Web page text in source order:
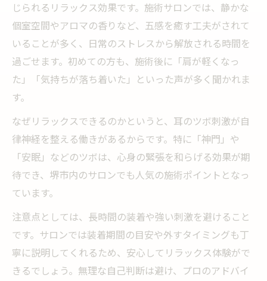
じられるリラックス効果です。施術サロンでは、静かな
個室空間やアロマの香りなど、五感を癒す工夫がされて
いることが多く、日常のストレスから解放される時間を
過ごせます。初めての方も、施術後に「肩が軽くなっ
た」「気持ちが落ち着いた」といった声が多く聞かれま
す。
なぜリラックスできるのかというと、耳のツボ刺激が自
律神経を整える働きがあるからです。特に「神門」や
「安眠」などのツボは、心身の緊張を和らげる効果が期
待でき、堺市内のサロンでも人気の施術ポイントとなっ
ています。
注意点としては、長時間の装着や強い刺激を避けること
です。サロンでは装着期間の目安や外すタイミングも丁
寧に説明してくれるため、安心してリラックス体験がで
きるでしょう。無理な自己判断は避け、プロのアドバイ